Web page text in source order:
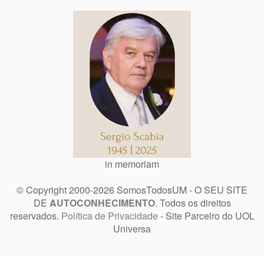
in memoriam
© Copyright 2000-2026 SomosTodosUM - O SEU SITE
DE AUTOCONHECIMENTO. Todos os direitos
reservados. Política de Privacidade - Site Parceiro do UOL
Universa